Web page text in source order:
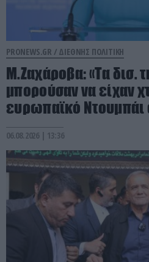
PRONEWS.GR / ΔΙΕΘΝΗΣ ΠΟΛΙΤΙΚΗ
Μ.Ζαχάροβα: «Τα δισ.
μπορούσαν να είχαν
ευρωπαϊκό Ντουμπάι
06.08.2026 | 13:36